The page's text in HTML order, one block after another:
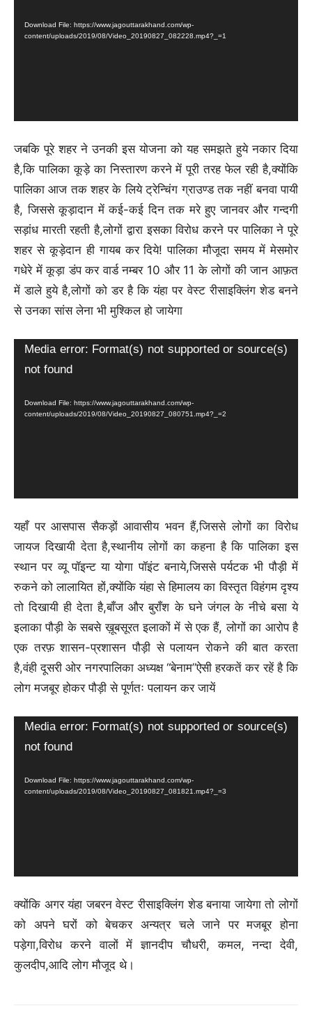
Download File: https://www.jagouttarakhand.com/wp-
content/uploads/2019/08/Video_20190827_082228.mp4?_=1
जबकि पूरे शहर ने उनकी इस योजना को यह समझते हुये नकार दिया
है,कि पालिका कूड़े का निस्तारण करने में पूरी तरह फेल रही है,क्योंकि
पालिका आज तक शहर के लिये ट्रेन्चिंग ग्राउण्ड तक नहीं बनवा पायी
है, जिससे कूड़ादान में कई-कई दिन तक मरे हुए जानवर और गन्दगी
सड़ांध मारती रहती है,लोगों द्वारा इसका विरोध करने पर पालिका ने पूरे
शहर से कूड़ेदान ही गायब कर दिये! पालिका मौजूदा समय में मेसमोर
गधेरे में कूड़ा डंप कर वार्ड नम्बर 10 और 11 के लोगों की जान आफ़त
में डाले हुये है,लोगों को डर है कि यंहा पर वेस्ट रीसाइक्लिंग शेड बनने
से उनका सांस लेना भी मुश्किल हो जायेगा
Video
Player
Media error: Format(s) not supported or source(s)
not found
Download File: https://www.jagouttarakhand.com/wp-
content/uploads/2019/08/Video_20190827_080751.mp4?_=2
यहाँ पर आसपास सैकड़ों आवासीय भवन हैं,जिससे लोगों का विरोध
जायज दिखायी देता है,स्थानीय लोगों का कहना है कि पालिका इस
स्थान पर व्यू पॉइन्ट या योगा पॉइंट बनाये,जिससे पर्यटक भी पौड़ी में
रुकने को लालायित हों,क्योंकि यंहा से हिमालय का विस्तृत विहंगम दृश्य
तो दिखायी ही देता है,बाँज और बुराँश के घने जंगल के नीचे बसा ये
इलाका पौड़ी के सबसे ख़ूबसूरत इलाकों में से एक हैं, लोगों का आरोप है
एक तरफ़ शासन-प्रशासन पौड़ी से पलायन रोकने की बात करता
है,वंही दूसरी ओर नगरपालिका अध्यक्ष “बेनाम”ऐसी हरकतें कर रहें है कि
लोग मजबूर होकर पौड़ी से पूर्णतः पलायन कर जायें
Video
Player
Media error: Format(s) not supported or source(s)
not found
Download File: https://www.jagouttarakhand.com/wp-
content/uploads/2019/08/Video_20190827_081821.mp4?_=3
क्योंकि अगर यंहा जबरन वेस्ट रीसाइक्लिंग शेड बनाया जायेगा तो लोगों
को अपने घरों को बेचकर अन्यत्र चले जाने पर मजबूर होना
पड़ेगा,विरोध करने वालों में ज्ञानदीप चौधरी, कमल, नन्दा देवी,
कुलदीप,आदि लोग मौजूद थे।